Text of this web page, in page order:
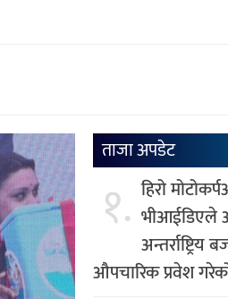
ताजा अपडेट
१. हिरो
भीआईडिएले
औपचारिक प्रवेश